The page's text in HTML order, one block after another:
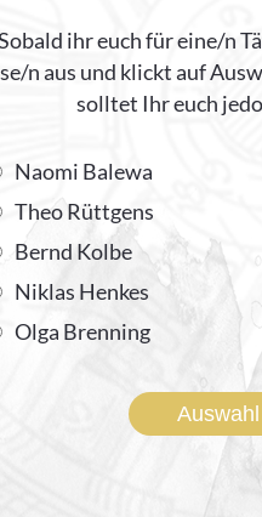
ihr euch für eine/n
n aus und klickt auf
solltet Ihr euch
Naomi Balewa
Theo Rüttgens
Bernd Kolbe
Niklas Henkes
Olga Brenning